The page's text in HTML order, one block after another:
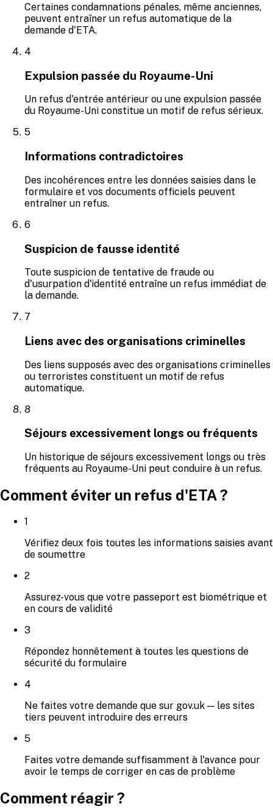
Certaines condamnations pénales, même anciennes,
peuvent entraîner un refus automatique de la
demande d'ETA.
4
Expulsion passée du Royaume-Uni
Un refus d'entrée antérieur ou une expulsion passée
du Royaume-Uni constitue un motif de refus sérieux.
5
Informations contradictoires
Des incohérences entre les données saisies dans le
formulaire et vos documents officiels peuvent
entraîner un refus.
6
Suspicion de fausse identité
Toute suspicion de tentative de fraude ou
d'usurpation d'identité entraîne un refus immédiat de
la demande.
7
Liens avec des organisations criminelles
Des liens supposés avec des organisations criminelles
ou terroristes constituent un motif de refus
automatique.
8
Séjours excessivement longs ou fréquents
Un historique de séjours excessivement longs ou très
fréquents au Royaume-Uni peut conduire à un refus.
Comment éviter un refus d'ETA ?
1
Vérifiez deux fois toutes les informations saisies avant
de soumettre
2
Assurez-vous que votre passeport est biométrique et
en cours de validité
3
Répondez honnêtement à toutes les questions de
sécurité du formulaire
4
Ne faites votre demande que sur gov.uk — les sites
tiers peuvent introduire des erreurs
5
Faites votre demande suffisamment à l'avance pour
avoir le temps de corriger en cas de problème
Comment réagir ?